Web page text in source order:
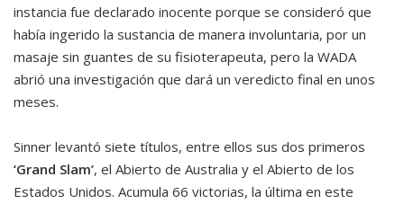
instancia fue declarado inocente porque se consideró que
había ingerido la sustancia de manera involuntaria, por un
masaje sin guantes de su fisioterapeuta, pero la WADA
abrió una investigación que dará un veredicto final en unos
meses.
Sinner levantó siete títulos, entre ellos sus dos primeros
‘Grand Slam’, el Abierto de Australia y el Abierto de los
Estados Unidos. Acumula 66 victorias, la última en este